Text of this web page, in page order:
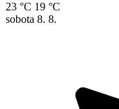
23 °C 19 °C
sobota 8. 8.